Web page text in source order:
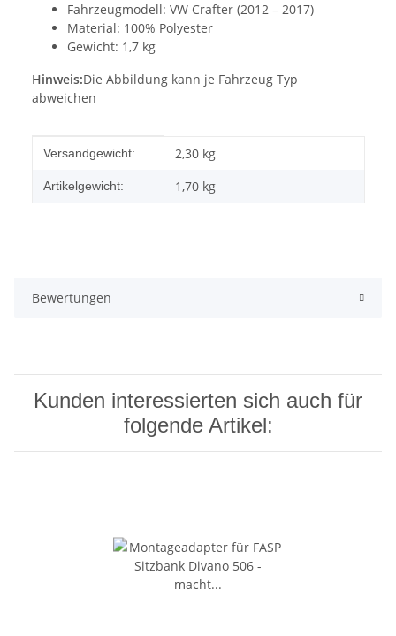
Fahrzeugmodell: VW Crafter (2012 – 2017)
Material: 100% Polyester
Gewicht: 1,7 kg
Hinweis:Die Abbildung kann je Fahrzeug Typ
abweichen
Produkteigenschaft
Wert
Versandgewicht: 2,30 kg
Artikelgewicht: 1,70 kg
Bewertungen
Kunden interessierten sich auch für
folgende Artikel: